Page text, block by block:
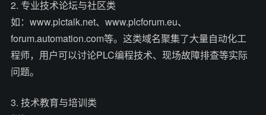
2. 专业技术论坛与社区类
如：www.plctalk.net、www.plcforum.eu、
forum.automation.com等。这类域名聚集了大量自动化工
程师，用户可以讨论PLC编程技术、现场故障排查等实际
问题。
3. 技术教育与培训类